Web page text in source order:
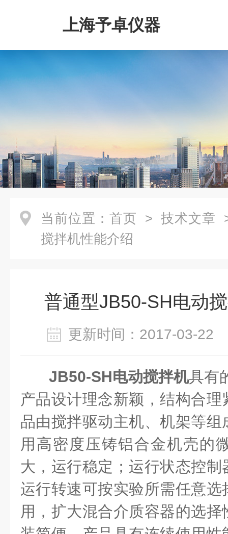
上海予卓仪器
当前位置： 首页 > 技术文章
搅拌机性能介绍
普通型JB50-SH电动
更新时间：2017-03-
JB50-SH电动搅拌机具有
产品设计理念新颖，结构合
品由搅拌驱动主机、机架等
用高密度压铸铝合金机壳的
大，运行稳定；运行状态控
运行转速可按实验所需任意
用，扩大混合介质容器的选